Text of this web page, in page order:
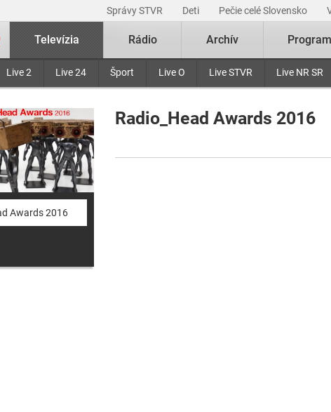
Správy STVR Deti Pečie celé Slovensko
Televízia
Live 2 Live 24 Šport Live O Live STVR Live NR SR
Rádio Archív Program
Awards 2016
Radio_Head Awards 2016